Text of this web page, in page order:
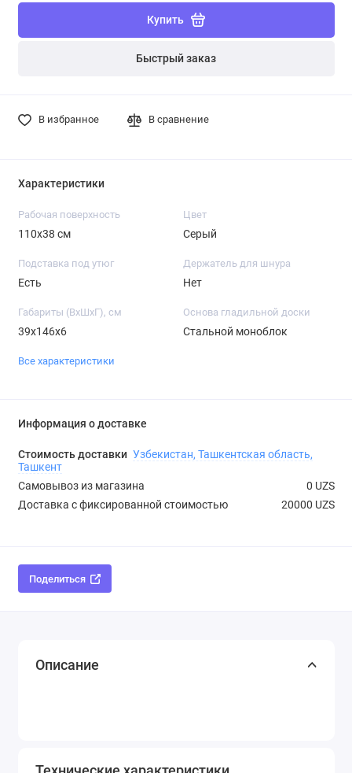
Купить
Быстрый заказ
В избранное В сравнение
Характеристики
Рабочая поверхность
110х38 см
Цвет
Серый
Подставка под утюг
Есть
Держатель для шнура
Нет
Габариты (ВхШхГ), см
39х146х6
Основа гладильной доски
Стальной моноблок
Все характеристики
Информация о доставке
Стоимость доставки Узбекистан, Ташкентская область,
Ташкент
Самовывоз из магазина
0 UZS
Доставка с фиксированной стоимостью
20000 UZS
Поделиться
Описание